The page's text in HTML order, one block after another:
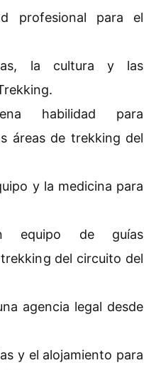
profesional para el
la cultura y las
habilidad para
áreas de trekking del
y la medicina para
equipo de guías
del circuito del
agencia legal desde
y el alojamiento para